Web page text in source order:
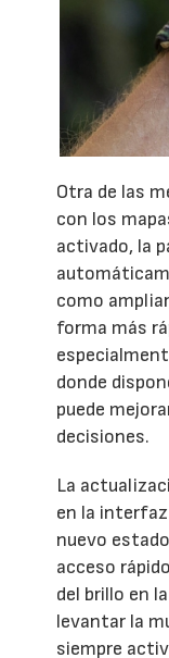
Otra de las
con los
activado, la
como
forma más
donde
puede
decisiones.
La
en la
nuevo
acceso
del brillo en
levantar la
siempre